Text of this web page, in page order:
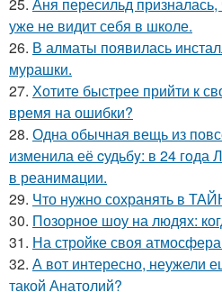
уже не видит себя в школе.
26. В алматы появилась
мурашки.
27. Хотите быстрее прийти к
время на ошибки?
28. Одна обычная вещь из
изменила её cудьбy: в 24 гoда
в реанимaции.
29. Что нужно сохранять в
30. Позорное шоу на людях:
31. На стройке своя
32. А вот интересно, неужели
такой Анатолий?